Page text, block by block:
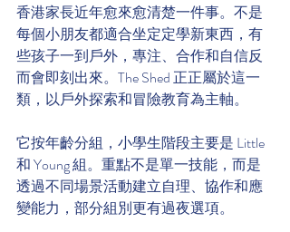
香港家長近年愈來愈清楚一件事。不是
每個小朋友都適合坐定定學新東西，有
些孩子一到戶外，專注、合作和自信反
而會即刻出來。The Shed 正正屬於這一
類，以戶外探索和冒險教育為主軸。
它按年齡分組，小學生階段主要是 Little
和 Young 組。重點不是單一技能，而是
透過不同場景活動建立自理、協作和應
變能力，部分組別更有過夜選項。